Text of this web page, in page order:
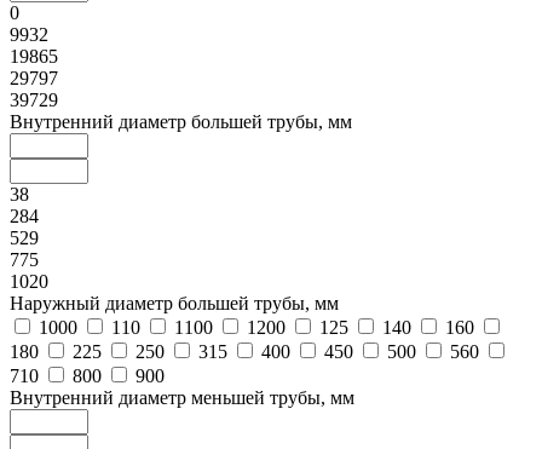
0
9932
19865
29797
39729
Внутренний диаметр большей трубы, мм
38
284
529
775
1020
Наружный диаметр большей трубы, мм
1000
110 1100 1200 125 140
160
180
225 250 315 400 450 500
560
710
800
900
Внутренний диаметр меньшей трубы, мм